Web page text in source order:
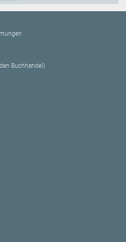
Buchhandel)